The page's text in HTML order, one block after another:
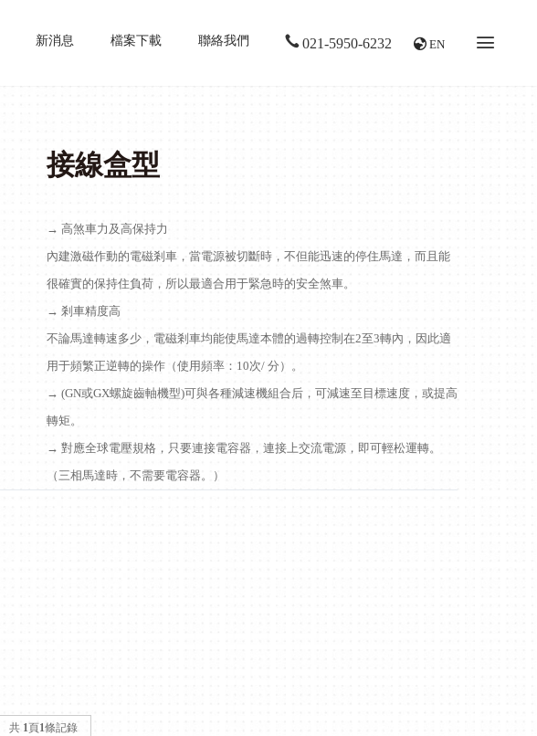
021-5950-6232 EN
新消息 檔案下載 聯絡我們
接線盒型
→ 高煞車力及高保持力
內建激磁作動的電磁剎車，當電源被切斷時，不但能迅速的停住馬達，而且能
很確實的保持住負荷，所以最適合用于緊急時的安全煞車。
→ 剎車精度高
不論馬達轉速多少，電磁剎車均能使馬達本體的過轉控制在2至3轉內，因此適
用于頻繁正逆轉的操作（使用頻率：10次/ 分）。
→ (GN或GX螺旋齒軸機型)可與各種減速機組合后，可減速至目標速度，或提高
轉矩。
→ 對應全球電壓規格，只要連接電容器，連接上交流電源，即可輕松運轉。
（三相馬達時，不需要電容器。）
共 1頁1條記錄